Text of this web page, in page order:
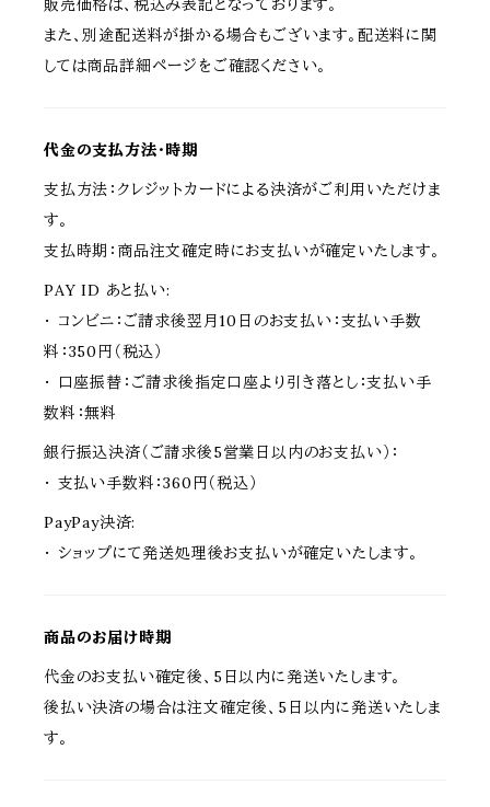
販売価格は、税込み表記となっております。
また、別途配送料が掛かる場合もございます。配送料に関
しては商品詳細ページをご確認ください。
代金の支払方法・時期
支払方法：クレジットカードによる決済がご利用いただけま
す。
支払時期：商品注文確定時にお支払いが確定いたします。
PAY ID あと払い:
・ コンビニ：ご請求後翌月10日のお支払い：支払い手数
料：350円（税込）
・ 口座振替：ご請求後指定口座より引き落とし：支払い手
数料：無料
銀行振込決済（ご請求後5営業日以内のお支払い）：
・ 支払い手数料：360円（税込）
PayPay決済:
・ ショップにて発送処理後お支払いが確定いたします。
商品のお届け時期
代金のお支払い確定後、5日以内に発送いたします。
後払い決済の場合は注文確定後、5日以内に発送いたしま
す。